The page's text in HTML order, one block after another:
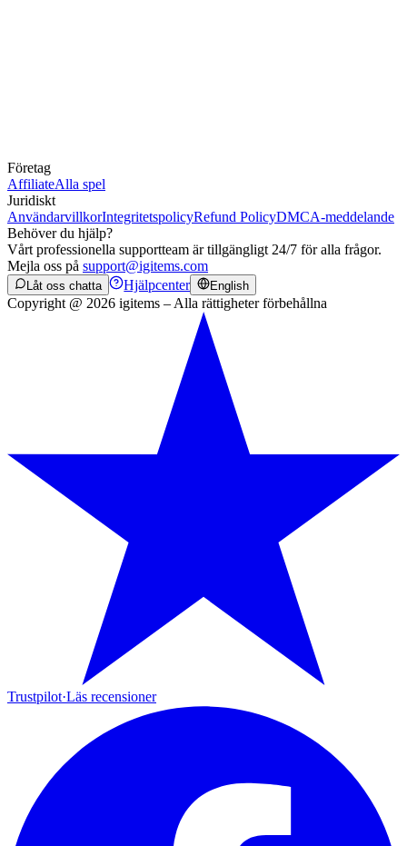
Företag
AffiliateAlla spel
Juridiskt
AnvändarvillkorIntegritetspolicyRefund PolicyDMCA-meddelande
Behöver du hjälp?
Vårt professionella supportteam är tillgängligt 24/7 för alla frågor.
Mejla oss på support@igitems.com
Låt oss chatta Hjälpcenter English
Copyright @ 2026 igitems – Alla rättigheter förbehållna
Trustpilot·Läs recensioner